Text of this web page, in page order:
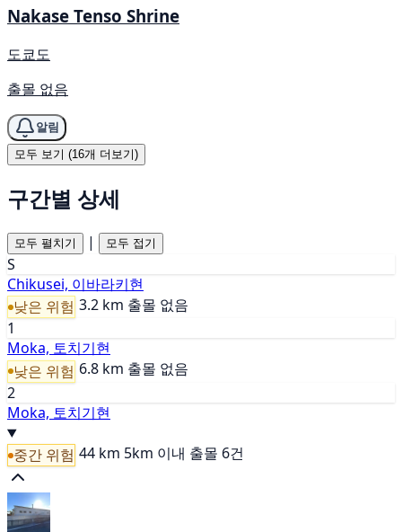
Nakase Tenso Shrine
도쿄도
출몰 없음
알림
모두 보기 (16개 더보기)
구간별 상세
모두 펼치기 | 모두 접기
S
Chikusei, 이바라키현
낮은 위험 3.2 km 출몰 없음
1
Moka, 토치기현
낮은 위험 6.8 km 출몰 없음
2
Moka, 토치기현
중간 위험 44 km 5km 이내 출몰 6건